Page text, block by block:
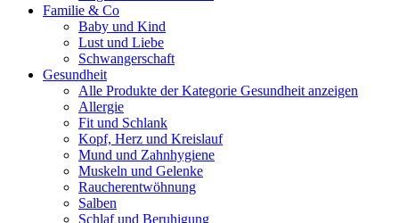
Familie & Co
Baby und Kind
Lust und Liebe
Schwangerschaft
Gesundheit
Alle Produkte der Kategorie Gesundheit anzeigen
Allergie
Fit und Schlank
Kopf, Herz und Kreislauf
Mund und Zahnhygiene
Muskeln und Gelenke
Raucherentwöhnung
Salben
Schlaf und Beruhigung